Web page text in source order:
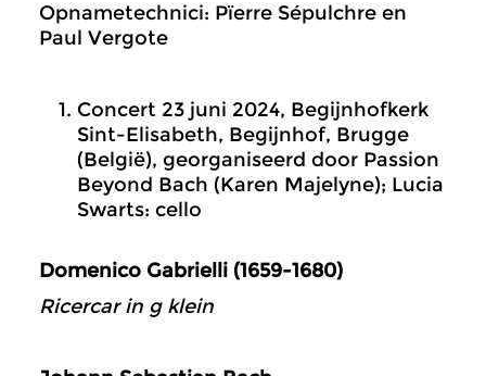
Opnametechnici: Pïerre Sépulchre en
Paul Vergote
Concert 23 juni 2024, Begijnhofkerk
Sint-Elisabeth, Begijnhof, Brugge
(België), georganiseerd door Passion
Beyond Bach (Karen Majelyne); Lucia
Swarts: cello
Domenico Gabrielli (1659-1680)
Ricercar in g klein